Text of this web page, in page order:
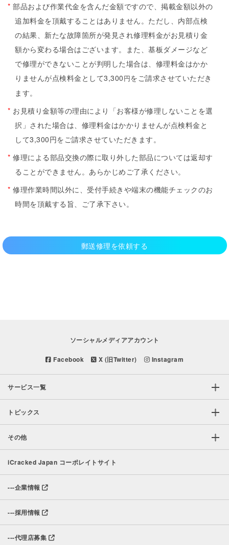
* 部品および作業代金を含んだ金額ですので、掲載金額以外の
追加料金を頂戴することはありません。ただし、内部点検
の結果、新たな故障箇所が発見され修理料金がお見積り金
額から変わる場合はございます。また、基板ダメージなど
で修理ができないことが判明した場合は、修理料金はかか
りませんが点検料金として3,300円をご請求させていただき
ます。
* お見積り金額等の理由により「お客様が修理しないことを選
択」された場合は、修理料金はかかりませんが点検料金と
して3,300円をご請求させていただきます。
* 修理による部品交換の際に取り外した部品については返却す
ることができません。あらかじめご了承ください。
* 修理作業時間以外に、受付手続きや端末の機能チェックのお
時間を頂戴する旨、ご了承下さい。
郵送修理を依頼する
ソーシャルメディアアカウント
Facebook X (旧Twitter) Instagram
サービス一覧
トピックス
その他
iCracked Japan コーポレイトサイト
---企業情報
---採用情報
---代理店募集